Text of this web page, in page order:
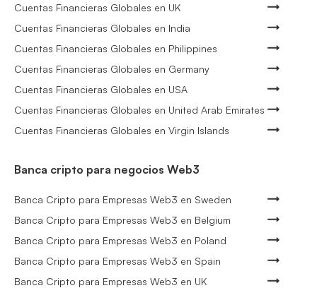
Cuentas Financieras Globales en UK
Cuentas Financieras Globales en India
Cuentas Financieras Globales en Philippines
Cuentas Financieras Globales en Germany
Cuentas Financieras Globales en USA
Cuentas Financieras Globales en United Arab Emirates
Cuentas Financieras Globales en Virgin Islands
Banca cripto para negocios Web3
Banca Cripto para Empresas Web3 en Sweden
Banca Cripto para Empresas Web3 en Belgium
Banca Cripto para Empresas Web3 en Poland
Banca Cripto para Empresas Web3 en Spain
Banca Cripto para Empresas Web3 en UK